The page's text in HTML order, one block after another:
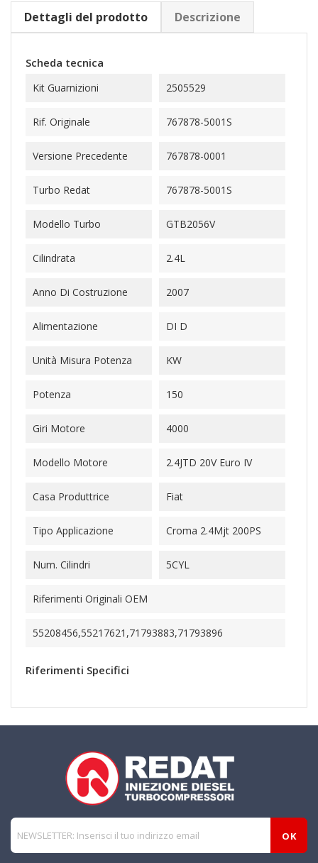
Dettagli del prodotto Descrizione
Scheda tecnica
Kit Guarnizioni 2505529
Rif. Originale 767878-5001S
Versione Precedente 767878-0001
Turbo Redat 767878-5001S
Modello Turbo GTB2056V
Cilindrata 2.4L
Anno Di Costruzione 2007
Alimentazione DI D
Unità Misura Potenza KW
Potenza 150
Giri Motore 4000
Modello Motore 2.4JTD 20V Euro IV
Casa Produttrice Fiat
Tipo Applicazione Croma 2.4Mjt 200PS
Num. Cilindri 5CYL
Riferimenti Originali OEM
55208456,55217621,71793883,71793896
Riferimenti Specifici